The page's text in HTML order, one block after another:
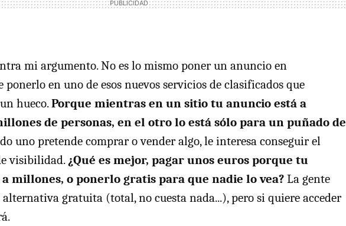
mi argumento. No es lo mismo poner un anuncio en
ponerlo en uno de esos nuevos servicios de clasificados que
hueco.Porque mientras en un sitio tu anuncio está a
de personas, en el otro lo está sólo para un puñado de
uno pretende comprar o vender algo, le interesa conseguir el
visibilidad. ¿Qué es mejor, pagar unos euros porque tu
millones, o ponerlo gratis para que nadie lo vea? La gente
gratuita (total, no cuesta nada...), pero si quiere acceder